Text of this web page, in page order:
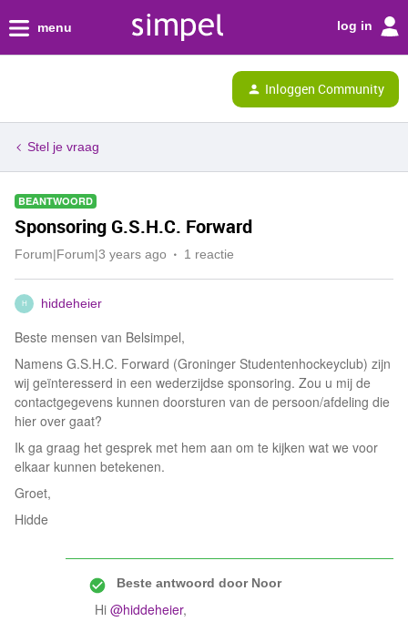
menu log in
Inloggen Community
Stel je vraag
BEANTWOORD
Sponsoring G.S.H.C. Forward
Forum|Forum|3 years ago 1 reactie
H hiddeheier
Beste mensen van Belsimpel,
Namens G.S.H.C. Forward (Groninger Studentenhockeyclub) zijn
wij geïnteresserd in een wederzijdse sponsoring. Zou u mij de
contactgegevens kunnen doorsturen van de persoon/afdeling die
hier over gaat?
Ik ga graag het gesprek met hem aan om te kijken wat we voor
elkaar kunnen betekenen.
Groet,
Hidde
Beste antwoord doorNoor
Hi @hiddeheier,